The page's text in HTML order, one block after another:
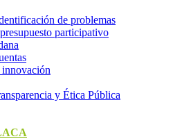
de problemas
participativo​
y Ética Pública